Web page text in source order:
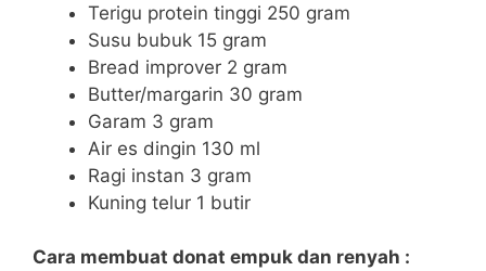
Terigu protein tinggi 250 gram
Susu bubuk 15 gram
Bread improver 2 gram
Butter/margarin 30 gram
Garam 3 gram
Air es dingin 130 ml
Ragi instan 3 gram
Kuning telur 1 butir
Cara membuat donat empuk dan renyah :